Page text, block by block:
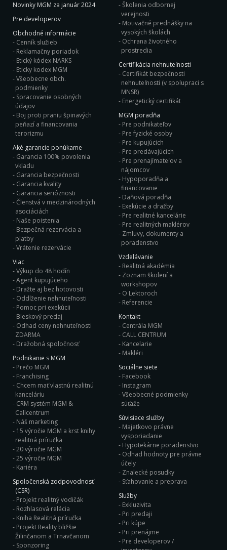
Novinky MGM za január 2024
Pre developerov
Obchodné informácie
Cenník služieb
Reklamačny poriadok
Etický kódex NARKS
Eticky kodex MGM
Všeobecne obch.
podmienky
Spracovanie osobných
údajov
Boj proti praniu špinavých
peňazí a financovania
terorizmu
Aké garancie ponúkame
Garancia 100% povolenia
vkladu
Garancia bezpečnosti
Garancia kvality
Garancia serióznosti
Členstvá v medzinárodných
asociáciách
Naše poistenia
Bezpečná rezervácia a
platby
Vrátenie rezervácie
Viac
Výkup do 48 hodín
Agent kupujúceho
Dražte aj bez hotovosti
Oddlženie nehnuteľnosti
Pomoc pri exekúcii
Bleskový predaj
Odhad ceny nehnuteľnosti
ZDARMA
Dražobná spoločnosť
Podnikanie s MGM
Prečo MGM
Franchising
Chcem mať vlastnú realitnú
kanceláriu
CRM systém MGM &
Callcentrum
Náš marketing
15 výročie MGM a krst knihy
realitná príručka
20 výročie MGM
25 výročie MGM
Kariéra
Spoločenská zodpovodnosť
(CSR)
Projekt realitný vodičák
Rozhlasová relácia
Kniha Realitná príručka
Projekt Reality bližšie
Žilinčanom a Trnavčanom
Sponzoring
Školenia odbornej
verejnosti
Motivačné prednášky na
vysokých školách
Ochrana životného
prostredia
Certifikácia nehnuteľnosti
Certifikát bezpečnosti
nehnuteľnosti (v spolupraci s
MNSR)
Energetický certifikát
MGM poradňa
Pre podnikateľov
Pre fyzické osoby
Pre kupujúcich
Pre predávajúcich
Pre prenajímateľov a
nájomcov
Hypoporadňa a
financovanie
Daňová poradňa
Exekúcie a dražby
Pre realitné kancelárie
Pre realitných maklérov
Zmluvy, dokumenty a
poradenstvo
Vzdelávanie
Realitná akadémia
Zoznam školení a
workshopov
O Lektoroch
Referencie
Kontakt
Centrála MGM
CALL CENTRUM
Kancelarie
Makléri
Sociálne siete
Facebook
Instagram
Všeobecné podmienky
súťaže
Súvisiace služby
Majetkovo právne
vysporiadanie
Hypotekárne poradenstvo
Odhad hodnoty pre právne
účely
Znalecké posudky
Sťahovanie a preprava
Služby
Exkluzivita
Pri predaji
Pri kúpe
Pri prenájme
Pre developerov /